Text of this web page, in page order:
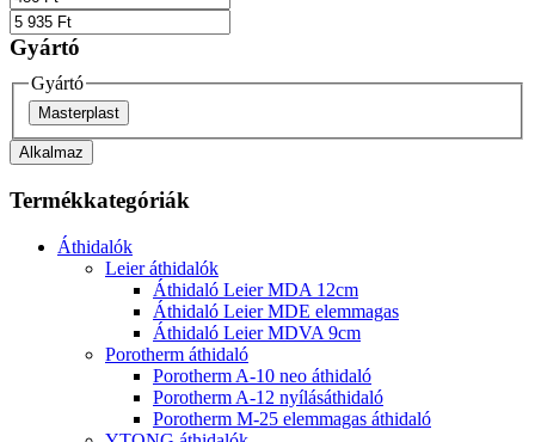
Gyártó
Gyártó
Masterplast
Alkalmaz
Termékkategóriák
Áthidalók
Leier áthidalók
Áthidaló Leier MDA 12cm
Áthidaló Leier MDE elemmagas
Áthidaló Leier MDVA 9cm
Porotherm áthidaló
Porotherm A-10 neo áthidaló
Porotherm A-12 nyílásáthidaló
Porotherm M-25 elemmagas áthidaló